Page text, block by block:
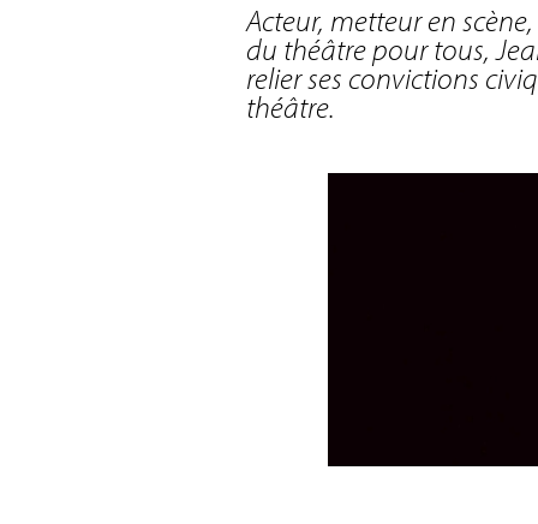
Acteur, metteur en
du théâtre pour tous,
relier ses convictions
théâtre.